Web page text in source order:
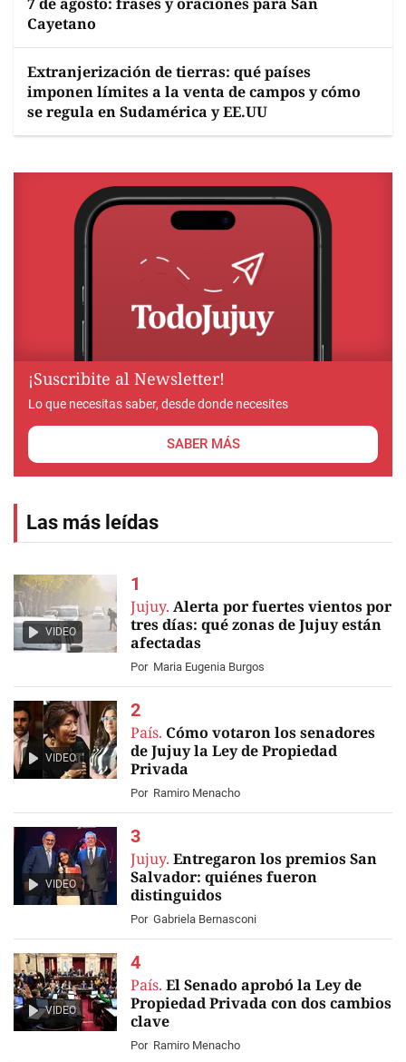
Cayetano
Extranjerización de tierras: qué países
imponen límites a la venta de campos y cómo
se regula en Sudamérica y EE.UU
¡Suscribite al Newsletter!
Lo que necesitas saber, desde donde necesites
SABER MÁS
Las más leídas
VIDEO
Jujuy. Alerta por fuertes vientos por
tres días: qué zonas de Jujuy están
afectadas
Por Maria Eugenia Burgos
VIDEO
País. Cómo votaron los senadores
de Jujuy la Ley de Propiedad
Privada
Por Ramiro Menacho
VIDEO
Jujuy. Entregaron los premios San
Salvador: quiénes fueron
distinguidos
Por Gabriela Bernasconi
VIDEO
País. El Senado aprobó la Ley de
Propiedad Privada con dos cambios
clave
Por Ramiro Menacho